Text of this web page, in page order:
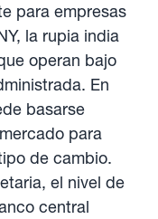
para empresas
la rupia india
operan bajo
En
basarse
para
de cambio.
el nivel de
central